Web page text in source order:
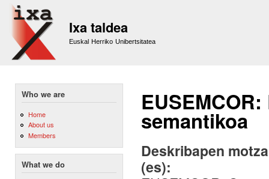
Ixa taldea
Euskal Herriko Unibertsitatea
Who we are
Home
About us
Members
What we do
semantikoa
Deskribapen
(es):